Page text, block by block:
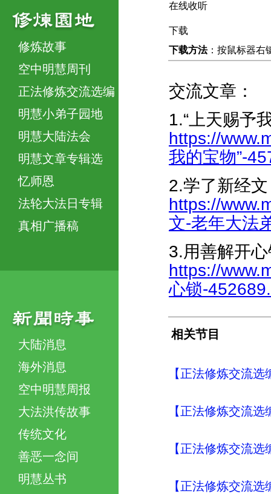
修炼故事
空中明慧周刊
正法修炼交流选编
明慧小弟子园地
明慧大陆法会
明慧文章专辑选
忆师恩
法轮大法日专辑
真相广播稿
大陆消息
海外消息
空中明慧周报
大法洪传故事
传统文化
善恶一念间
明慧丛书
在线收听
下载
下载方法：按鼠标器右
交流文章：
1.“上天赐予
https://
我的宝物”-
2.学了新经
https://
文-老年大法
3.用善解开
https://
心锁-
相关节目
【正法修炼交流
【正法修炼交流
【正法修炼交流
【正法修炼交流